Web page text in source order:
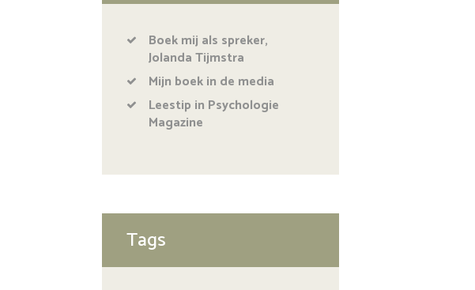
Boek mij als spreker,
Jolanda Tijmstra
Mijn boek in de media
Leestip in Psychologie
Magazine
Tags